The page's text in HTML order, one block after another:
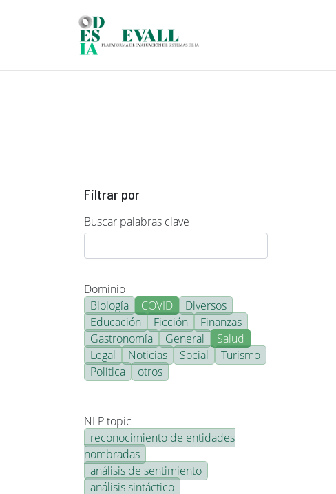
Filtrar por
Buscar palabras clave
Dominio
Biología
COVID
Diversos
Educación
Ficción
Finanzas
Gastronomía
General
Salud
Legal
Noticias Social
Turismo
Política
otros
NLP topic
reconocimiento de entidades
nombradas
análisis de sentimiento
análisis sintáctico